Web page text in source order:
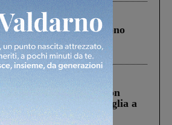
in A1 in cui morirono
Lo schianto, il
ai sorpassi fra tir....
struttura di Castiglion
che aveva ucciso la figlia a